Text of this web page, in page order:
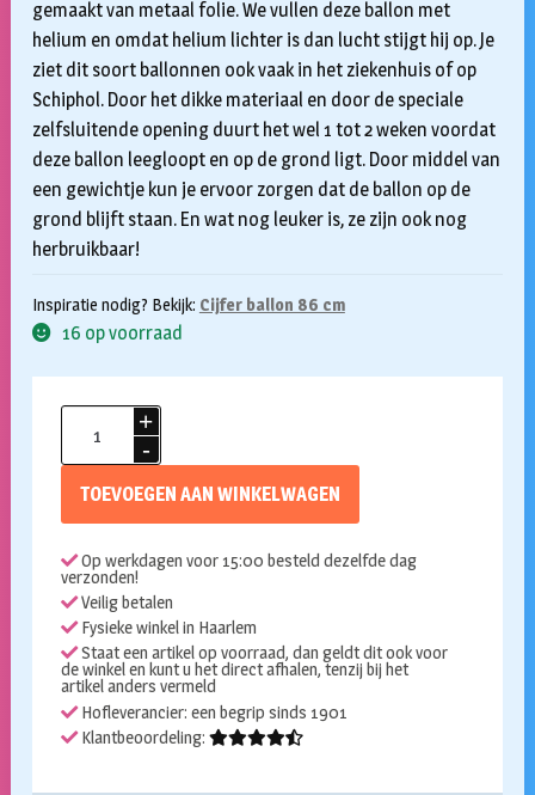
gemaakt van metaal folie. We vullen deze ballon met
helium en omdat helium lichter is dan lucht stijgt hij op. Je
ziet dit soort ballonnen ook vaak in het ziekenhuis of op
Schiphol. Door het dikke materiaal en door de speciale
zelfsluitende opening duurt het wel 1 tot 2 weken voordat
deze ballon leegloopt en op de grond ligt. Door middel van
een gewichtje kun je ervoor zorgen dat de ballon op de
grond blijft staan. En wat nog leuker is, ze zijn ook nog
herbruikbaar!
Inspiratie nodig? Bekijk: Cijfer ballon 86 cm
16 op voorraad
Folieballon
cijfer
86cm
aantal
TOEVOEGEN AAN WINKELWAGEN
Op werkdagen voor 15:00 besteld dezelfde dag
verzonden!
Veilig betalen
Fysieke winkel in Haarlem
Staat een artikel op voorraad, dan geldt dit ook voor
de winkel en kunt u het direct afhalen, tenzij bij het
artikel anders vermeld
Hofleverancier: een begrip sinds 1901
Klantbeoordeling: